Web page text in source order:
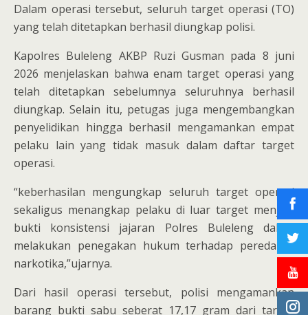
Dalam operasi tersebut, seluruh target operasi (TO)
yang telah ditetapkan berhasil diungkap polisi.
Kapolres Buleleng AKBP Ruzi Gusman pada 8 juni
2026 menjelaskan bahwa enam target operasi yang
telah ditetapkan sebelumnya seluruhnya berhasil
diungkap. Selain itu, petugas juga mengembangkan
penyelidikan hingga berhasil mengamankan empat
pelaku lain yang tidak masuk dalam daftar target
operasi.
“keberhasilan mengungkap seluruh target operasi
sekaligus menangkap pelaku di luar target menjadi
bukti konsistensi jajaran Polres Buleleng dalam
melakukan penegakan hukum terhadap peredaran
narkotika,”ujarnya.
Dari hasil operasi tersebut, polisi mengamankan
barang bukti sabu seberat 17,17 gram dari target